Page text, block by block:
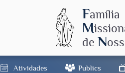
Família
M
de N
Atividades Publics